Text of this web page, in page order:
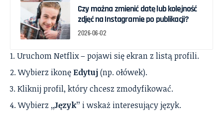
Czy można zmienić datę lub kolejność
zdjęć na Instagramie po publikacji?
2026-06-02
Uruchom Netflix – pojawi się ekran z listą profili.
Wybierz ikonę Edytuj(np. ołówek).
Kliknij profil, który chcesz zmodyfikować.
Wybierz „Język” i wskaż interesujący język.